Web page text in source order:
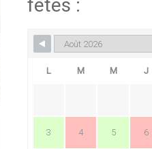
fêtes :
L M M J
3 4 5 6